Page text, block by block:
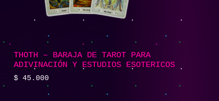
THOTH – BARAJA DE TAROT PARA
ADIVINACIÓN Y ESTUDIOS ESOTERICOS
$ 45.000